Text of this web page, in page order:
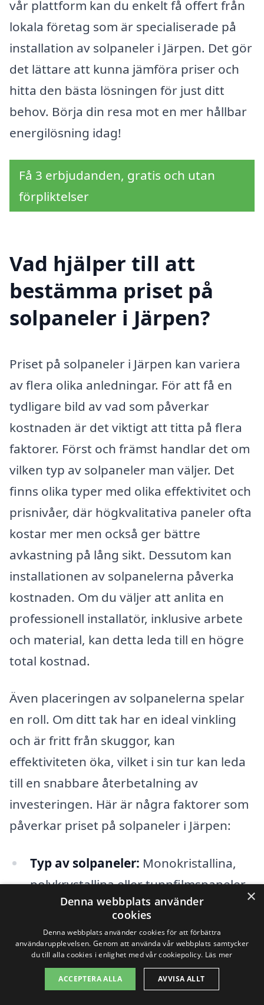
vår plattform kan du enkelt få offert från
lokala företag som är specialiserade på
installation av solpaneler i Järpen. Det gör
det lättare att kunna jämföra priser och
hitta den bästa lösningen för just ditt
behov. Börja din resa mot en mer hållbar
energilösning idag!
Få 3 erbjudanden, gratis och utan
förpliktelser
Vad hjälper till att
bestämma priset på
solpaneler i Järpen?
Priset på solpaneler i Järpen kan variera
av flera olika anledningar. För att få en
tydligare bild av vad som påverkar
kostnaden är det viktigt att titta på flera
faktorer. Först och främst handlar det om
vilken typ av solpaneler man väljer. Det
finns olika typer med olika effektivitet och
prisnivåer, där högkvalitativa paneler ofta
kostar mer men också ger bättre
avkastning på lång sikt. Dessutom kan
installationen av solpanelerna påverka
kostnaden. Om du väljer att anlita en
professionell installatör, inklusive arbete
och material, kan detta leda till en högre
total kostnad.
Även placeringen av solpanelerna spelar
en roll. Om ditt tak har en ideal vinkling
och är fritt från skuggor, kan
effektiviteten öka, vilket i sin tur kan leda
till en snabbare återbetalning av
investeringen. Här är några faktorer som
påverkar priset på solpaneler i Järpen:
Typ av solpaneler: Monokristallina,
polykrystallina eller tunnfilmspaneler
har olika priser.
Installation:Kostnaden för
installation och om du väljer att göra
det själv eller anlita en expert.
×
Denna webbplats använder
cookies
Denna webbplats använder cookies för att förbättra
användarupplevelsen. Genom att använda vår webbplats samtycker
du till alla cookies i enlighet med vår cookiepolicy. Läs mer
ACCEPTERA ALLA AVVISA ALLT